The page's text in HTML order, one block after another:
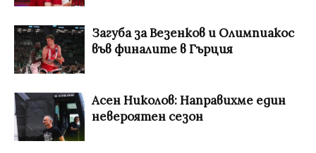
Загуба за Везенков и Олимпиакос
във финалите в Гърция
Асен Николов: Направихме един
невероятен сезон